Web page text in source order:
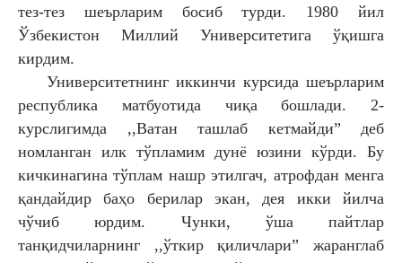
тез-тез шеърларим босиб турди. 1980 йил
Ўзбекистон Миллий Университетига ўқишга
кирдим.
Университетнинг иккинчи курсида шеърларим
республика матбуотида чиқа бошлади. 2-
курслигимда ,,Ватан ташлаб кетмайди” деб
номланган илк тўпламим дунё юзини кўрди. Бу
кичкинагина тўплам нашр этилгач, атрофдан менга
қандайдир баҳо берилар экан, дея икки йилча
чўчиб юрдим. Чунки, ўша пайтлар
танқидчиларнинг ,,ўткир қиличлари” жаранглаб